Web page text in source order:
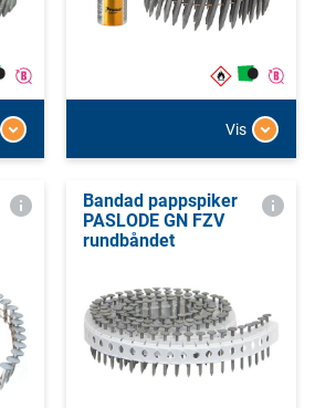
Vis
Bandad pappspiker
PASLODE GN FZV
rundbåndet